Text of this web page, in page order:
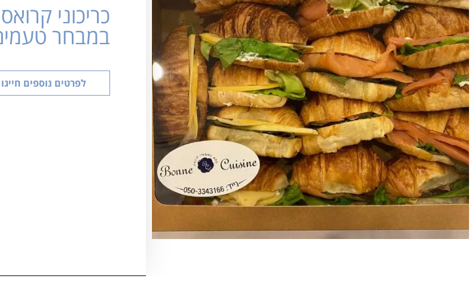
כריכוני
במבחר
לפרטים נוספים חייגו - 054-